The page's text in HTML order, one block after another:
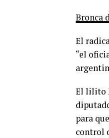
Bronca
El
“el
El lilito
para
control